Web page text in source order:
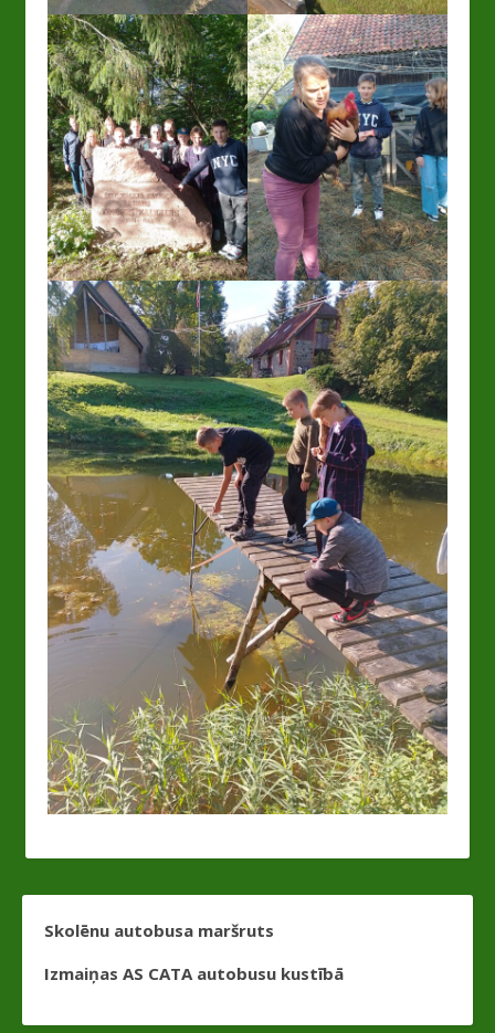
Skolēnu autobusa maršruts
Izmaiņas AS CATA autobusu kustībā